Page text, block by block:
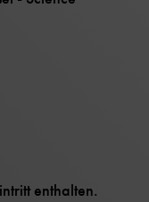
enthalten.